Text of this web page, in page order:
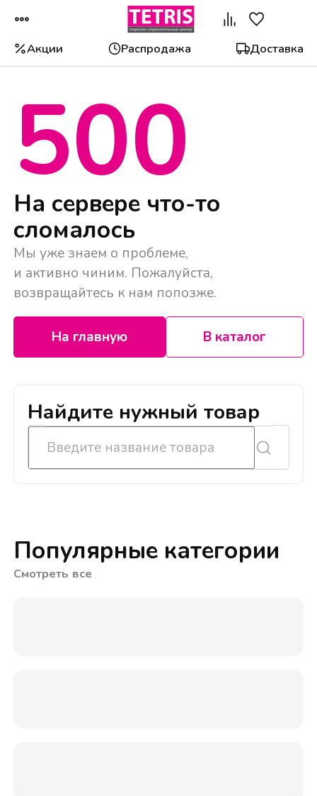
Акции Распродажа Доставка
500
На сервере что-то
сломалось
Мы уже знаем о проблеме,
и активно чиним. Пожалуйста,
возвращайтесь к нам попозже.
На главную В каталог
Найдите нужный товар
Популярные категории
Смотреть все